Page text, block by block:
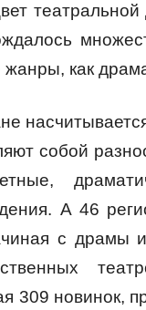
жанры, как
собой
А 46
с драмы
309 новинок,